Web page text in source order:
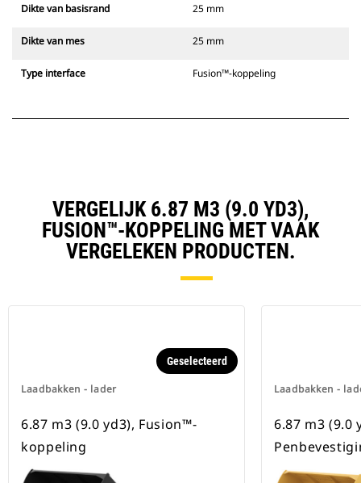
Dikte van basisrand 25 mm
Dikte van mes 25 mm
Type interface Fusion™-koppeling
VERGELIJK 6.87 M3 (9.0 YD3),
FUSION™-KOPPELING MET VAAK
VERGELEKEN PRODUCTEN.
Laadbakken - lader
Geselecteerd
6.87 m3 (9.0 yd3), Fusion™-
koppeling
Laadbakken -
6.87 m3 (9.0